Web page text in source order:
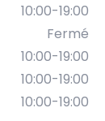
10:00-19:00
Fermé
10:00-19:00
10:00-19:00
10:00-19:00